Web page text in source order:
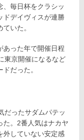
、毎日杯をクラシッ
ドデイヴィスが連勝
いた。
あった年で開催日程
東京開催になるなど
だった。
だったサダムパテッ
た。2番人気はナカヤ
外していない安定感